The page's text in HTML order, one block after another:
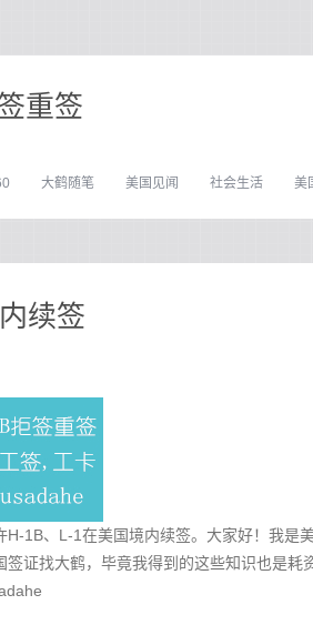
重签
美
社会生活
美国见闻
大鹤随笔
续签
1B、L-1在美国境内续签。大家好！我是
证找大鹤，毕竟我得到的这些知识也是耗